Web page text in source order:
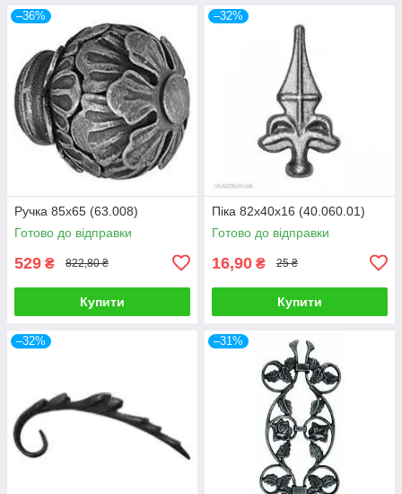
–36%
Ручка 85х65 (63.008)
Готово до відправки
529 ₴ 822,80 ₴
Купити
–32%
Піка 82х40х16 (40.060.01)
Готово до відправки
16,90 ₴ 25 ₴
Купити
–32% –31%